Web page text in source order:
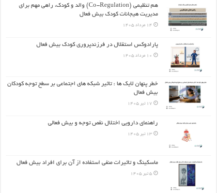
هم تنظیمی (Co-Regulation) والد و کودک، راهی مهم برای
مدیریت هیجانات کودک بیش فعال
14 مرداد 1405
پارادوکس استقلال در فرزندپروری کودک بیش فعال
10 مرداد 1405
خطر پنهان لایک ها : تاثیر شبکه های اجتماعی بر سطح توجه کودکان
بیش فعال
17 تیر 1405
راهنمای دارویی اختلال نقص توجه و بیش فعالی
13 تیر 1405
ماسکینگ و تاثیرات منفی استفاده از آن برای افراد بیش فعال
5 تیر 1405